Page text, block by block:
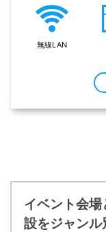
無線LAN
イベント会
設をジャンル